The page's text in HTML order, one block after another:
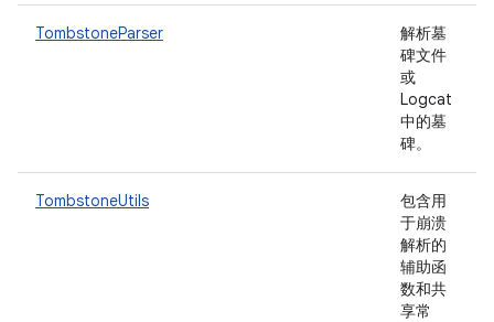
TombstoneParser
解析墓
碑文件
或
Logcat
中的墓
碑。
TombstoneUtils
包含用
于崩溃
解析的
辅助函
数和共
享常